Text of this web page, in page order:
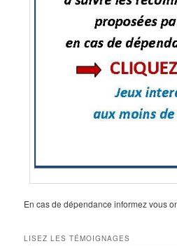
En cas de dépendance informez vous
LISEZ LES TÉMOIGNAGES